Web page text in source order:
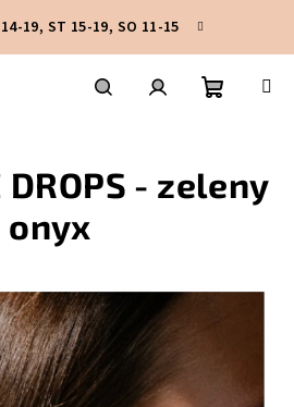
19, ST 15-19, SO 11-15
košík
DROPS - zeleny
onyx